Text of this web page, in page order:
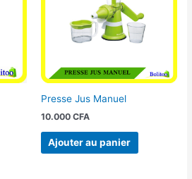
Presse Jus Manuel
10.000 CFA
Ajouter au panier